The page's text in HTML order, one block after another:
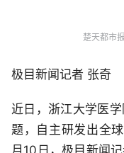
楚天都市
极目新闻记者 张奇
近日，浙江大学医
题，自主研发出全
月10日，极目新闻